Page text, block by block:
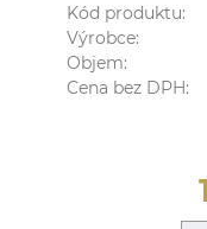
Kód produktu:
Výrobce:
Objem:
Cena bez DPH: